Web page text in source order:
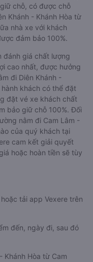
chỗ, có được chỗ
Khánh - Khánh Hòa từ
nhà xe với khách
đảm bảo 100%.
đánh giá chất lượng
cao nhất, được hưởng
đi Diên Khánh -
khách có thể đặt
đặt vé xe khách chất
bảo giữ chỗ 100%. Đối
nằm đi Cam Lâm -
của quý khách tại
cam kết giải quyết
hoặc hoàn tiền sẽ tùy
tải app Vexere trên
đến, ngày đi, sau đó
Khánh Hòa từ Cam